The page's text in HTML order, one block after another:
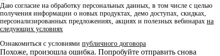
Даю согласие на обработку персональных данных, в том числе с целью
получения информации о новых продуктах, демо доступах, скидках,
персонализированных предложениях, акциях и полезных вебинарах на
следующих условиях
Ознакомиться с условиями публичного договора
Похоже, произошла ошибка. Попробуйте отправить снова